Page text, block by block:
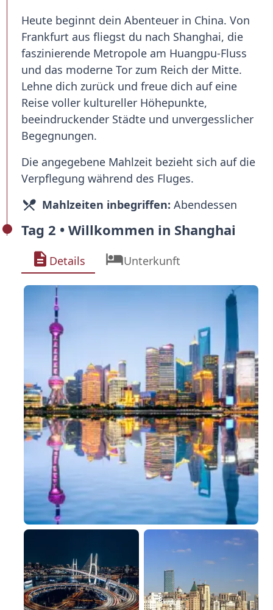
Heute beginnt dein Abenteuer in China. Von
Frankfurt aus fliegst du nach Shanghai, die
faszinierende Metropole am Huangpu-Fluss
und das moderne Tor zum Reich der Mitte.
Lehne dich zurück und freue dich auf eine
Reise voller kultureller Höhepunkte,
beeindruckender Städte und unvergesslicher
Begegnungen.
Die angegebene Mahlzeit bezieht sich auf die
Verpflegung während des Fluges.
Mahlzeiten inbegriffen: Abendessen
Tag 2 • Willkommen in Shanghai
Details Unterkunft